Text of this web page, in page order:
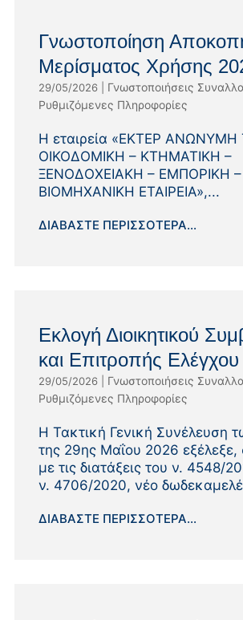
Γνωστοποίηση
Μερίσματος Χρήσης
29/05/2026| Γνωστοποιήσεις
Ρυθμιζόμενες Πληροφορίες
Η εταιρεία «EΚΤΕΡ ΑΝΩΝΥΜΗ
ΟΙΚΟΔΟΜΙΚΗ – ΚΤΗΜΑΤΙΚΗ –
ΞΕΝΟΔΟΧΕΙΑΚΗ – ΕΜΠΟΡΙΚΗ –
ΒΙΟΜΗΧΑΝΙΚΗ ΕΤΑΙΡΕΙΑ»,...
ΔΙΑΒΆΣΤΕ ΠΕΡΙΣΣΌΤΕΡΑ...
Εκλογή Διοικητικού
και Επιτροπής Ελέγχου
29/05/2026| Γνωστοποιήσεις
Ρυθμιζόμενες Πληροφορίες
Η Τακτική Γενική Συνέλευση
της 29ης Μαΐου 2026
με τις διατάξεις του ν. 4548/
ν. 4706/2020, νέο
ΔΙΑΒΆΣΤΕ ΠΕΡΙΣΣΌΤΕΡΑ...